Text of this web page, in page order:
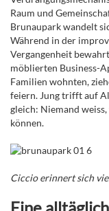
Raum und
Brunaupark wandelt
Während in der
Vergangenheit
möblierten Business-
Familien wohnten,
feiern. Jung trifft auf
gleich: Niemand
können.
Ciccio erinnert sich